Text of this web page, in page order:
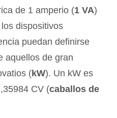
de 1 amperio (1 VA)
dispositivos
puedan definirse
aquellos de gran
(kW). Un kW es
CV (caballos de